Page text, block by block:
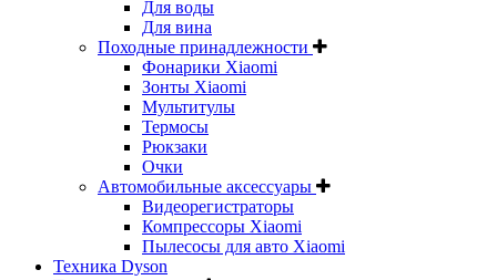
Для воды
Для вина
Походные принадлежности
Фонарики Xiaomi
Зонты Xiaomi
Мультитулы
Термосы
Рюкзаки
Очки
Автомобильные аксессуары
Видеорегистраторы
Компрессоры Xiaomi
Пылесосы для авто Xiaomi
Техника Dyson